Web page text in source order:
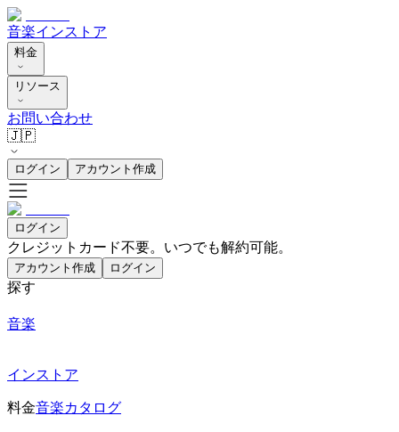
音楽インストア
料金
リソース
お問い合わせ
🇯🇵
ログイン アカウント作成
ログイン
クレジットカード不要。いつでも解約可能。
アカウント作成 ログイン
探す
音楽
インストア
料金音楽カタログ